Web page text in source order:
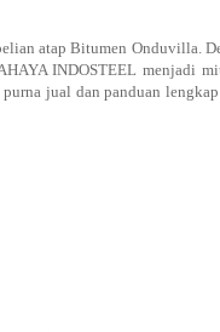
atap Bitumen Onduvilla.
INDOSTEEL menjadi
jual dan panduan